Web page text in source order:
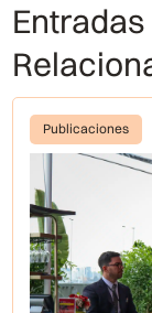
Entradas
Publicaciones